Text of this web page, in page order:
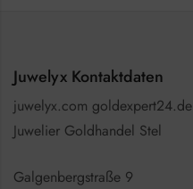
Juwelyx Kontaktdaten
juwelyx.com goldexpert24.de
Juwelier Goldhandel Stel
Galgenbergstraße 9